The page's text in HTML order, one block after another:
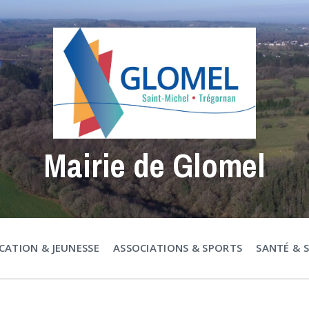
Mairie de Glomel
& JEUNESSE ASSOCIATIONS & SPORTS SANTÉ &